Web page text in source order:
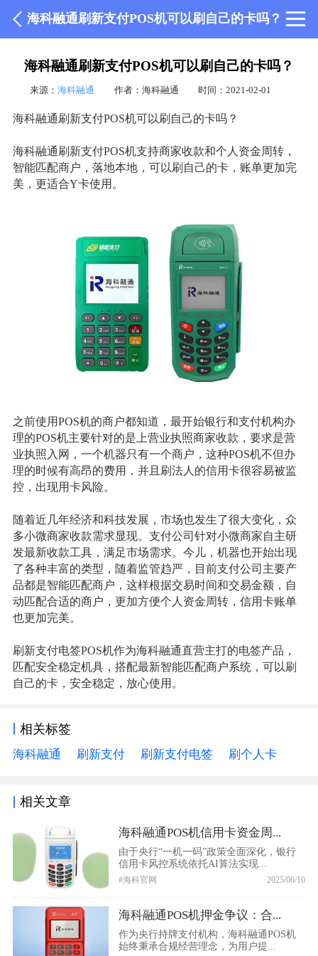
海科融通刷新支付POS机可以刷自己的卡吗？
海科融通刷新支付POS机可以刷自己的卡吗？
来源： 海科融通 作者：海科融通 时间：2021-02-01
海科融通刷新支付POS机可以刷自己的卡吗？
海科融通刷新支付POS机支持商家收款和个人资金周转，
智能匹配商户，落地本地，可以刷自己的卡，账单更加完
美，更适合Y卡使用。
之前使用POS机的商户都知道，最开始银行和支付机构办
理的POS机主要针对的是上营业执照商家收款，要求是营
业执照入网，一个机器只有一个商户，这种POS机不但办
理的时候有高昂的费用，并且刷法人的信用卡很容易被监
控，出现用卡风险。
随着近几年经济和科技发展，市场也发生了很大变化，众
多小微商家收款需求显现。支付公司针对小微商家自主研
发最新收款工具，满足市场需求。今儿，机器也开始出现
了各种丰富的类型，随着监管趋严，目前支付公司主要产
品都是智能匹配商户，这样根据交易时间和交易金额，自
动匹配合适的商户，更加方便个人资金周转，信用卡账单
也更加完美。
刷新支付电签POS机作为海科融通直营主打的电签产品，
匹配安全稳定机具，搭配最新智能匹配商户系统，可以刷
自己的卡，安全稳定，放心使用。
相关标签
海科融通 刷新支付 刷新支付电签 刷个人卡
相关文章
海科融通POS机信用卡资金周...
由于央行“一机一码”政策全面深化，银行
信用卡风控系统依托AI算法实现...
#海科官网 2025/06/10
海科融通POS机押金争议：合...
作为央行持牌支付机构，海科融通POS机
始终秉承合规经营理念，为用户提...